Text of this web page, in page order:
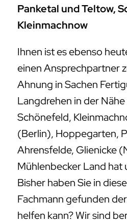
Panketal und Teltow,
Kleinmachnow
Ihnen ist es ebenso
einen Ansprechpartner
Ahnung in Sachen
Langdrehen in der Nähe
Schönefeld,
(Berlin), Hoppegarten,
Ahrensfelde, Glienicke
Mühlenbecker Land hat
Bisher haben Sie in
Fachmann gefunden
helfen kann? Wir sind